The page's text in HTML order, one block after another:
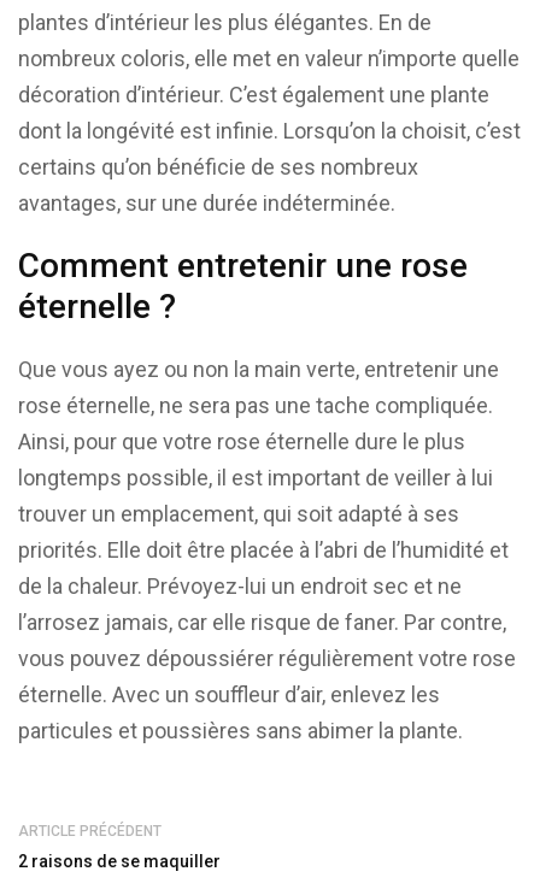
plantes d’intérieur les plus élégantes. En de
nombreux coloris, elle met en valeur n’importe quelle
décoration d’intérieur. C’est également une plante
dont la longévité est infinie. Lorsqu’on la choisit, c’est
certains qu’on bénéficie de ses nombreux
avantages, sur une durée indéterminée.
Comment entretenir une rose
éternelle ?
Que vous ayez ou non la main verte, entretenir une
rose éternelle, ne sera pas une tache compliquée.
Ainsi, pour que votre rose éternelle dure le plus
longtemps possible, il est important de veiller à lui
trouver un emplacement, qui soit adapté à ses
priorités. Elle doit être placée à l’abri de l’humidité et
de la chaleur. Prévoyez-lui un endroit sec et ne
l’arrosez jamais, car elle risque de faner. Par contre,
vous pouvez dépoussiérer régulièrement votre rose
éternelle. Avec un souffleur d’air, enlevez les
particules et poussières sans abimer la plante.
ARTICLE PRÉCÉDENT
2 raisons de se maquiller